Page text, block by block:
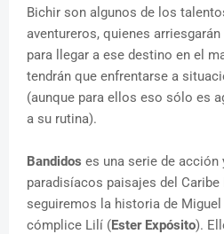
Bichir son algunos de los
aventureros, quienes
para llegar a ese destino en el
tendrán que enfrentarse a
(aunque para ellos eso sólo es
a su rutina).
Bandidos es una serie de acción
paradisíacos paisajes del Caribe
seguiremos la historia de Miguel
cómplice Lilí (Ester Expósito).